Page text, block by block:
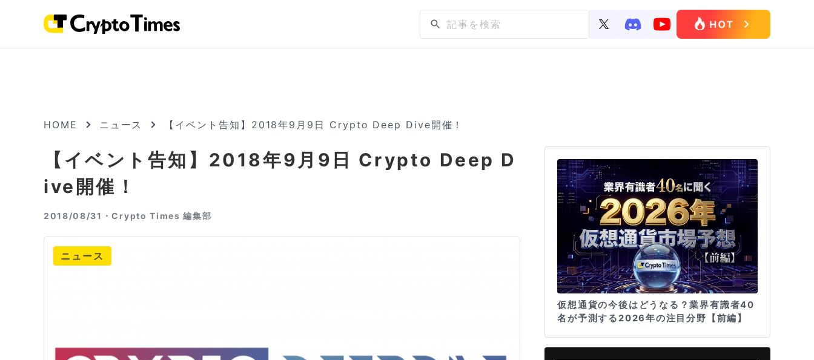
HOME ニュース 【イベント告知】2018年9月9日 Crypto Deep Dive開催！
【イベント告知】2018年9月9日 Crypto Deep D
ive開催！
2018/08/31・Crypto Times 編集部
ニュース
仮想通貨の今後はどうなる？業界有識者40
名が予測する2026年の注目分野【前編】